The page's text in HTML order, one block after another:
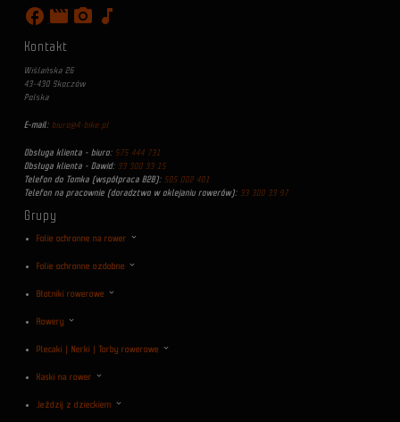
facebook movie photo_camera music_note
Kontakt
Wiślańska 26
43-430 Skoczów
Polska
E-mail: biuro@4-bike.pl
Obsługa klienta - biuro: 575 444 731
Obsługa klienta - Dawid: 33 300 33 15
Telefon do Tomka (współpraca B2B): 505 002 401
Telefon na pracownie (doradztwo w oklejaniu rowerów): 33 300 33 97
Grupy
Folie ochronne na rower
Folie ochronne ozdobne
Błotniki rowerowe
Rowery
Plecaki | Nerki | Torby rowerowe
Kaski na rower
Jeździj z dzieckiem